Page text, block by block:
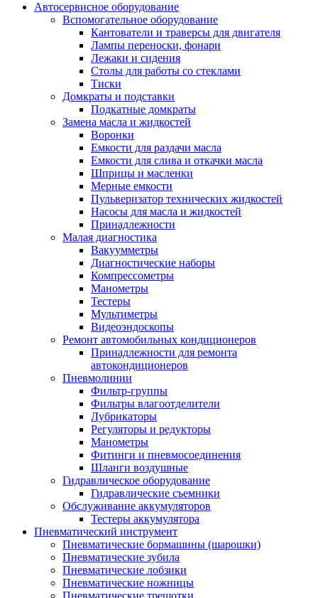
Автосервисное оборудование
Вспомогательное оборудование
Кантователи и траверсы для двигателя
Лампы переноски, фонари
Лежаки и сидения
Столы для работы со стеклами
Тиски
Домкраты и подставки
Подкатные домкраты
Замена масла и жидкостей
Воронки
Емкости для раздачи масла
Емкости для слива и откачки масла
Шприцы и масленки
Мерные емкости
Пульверизатор технических жидкостей
Насосы для масла и жидкостей
Принадлежности
Малая диагностика
Вакуумметры
Диагностические наборы
Компрессометры
Манометры
Тестеры
Мультиметры
Видеоэндоскопы
Ремонт автомобильных кондиционеров
Принадлежности для ремонта
автокондиционеров
Пневмолинии
Фильтр-группы
Фильтры влагоотделители
Лубрикаторы
Регуляторы и редукторы
Манометры
Фитинги и пневмосоединения
Шланги воздушные
Гидравлическое оборудование
Гидравлические съемники
Обслуживание аккумуляторов
Тестеры аккумулятора
Пневматический инструмент
Пневматические бормашины (шарошки)
Пневматические зубила
Пневматические лобзики
Пневматические ножницы
Пневматические трещотки